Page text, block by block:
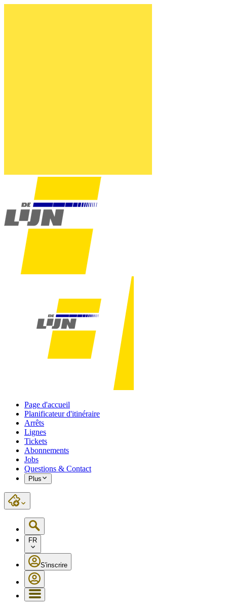
Page d'accueil
Planificateur d'itinéraire
Arrêts
Lignes
Tickets
Abonnements
Jobs
Questions & Contact
Plus
FR
S'inscrire